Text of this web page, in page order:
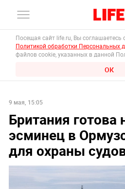
Посещая сайт life.ru, Вы соглашаетесь
Политикой обработки Персональных
файлов cookie, указанных в данной
ОК
9 мая, 15:05
Британия готова
эсминец в
для охраны